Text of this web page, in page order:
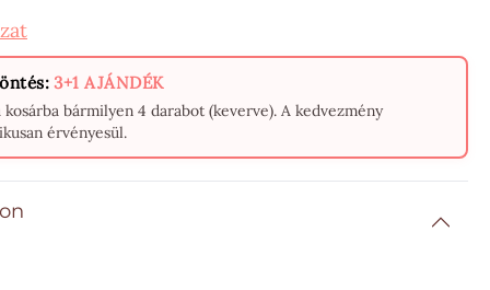
3+1 AJÁNDÉK
kosárba bármilyen 4 darabot (keverve). A kedvezmény
érvényesül.